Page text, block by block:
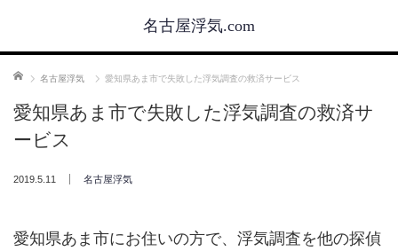
名古屋浮気.com
ホーム 名古屋浮気 愛知県あま市で失敗した浮気調査の救済サービス
愛知県あま市で失敗した浮気調査の救済サ
ービス
2019.5.11 名古屋浮気
愛知県あま市にお住いの方で、浮気調査を他の探偵